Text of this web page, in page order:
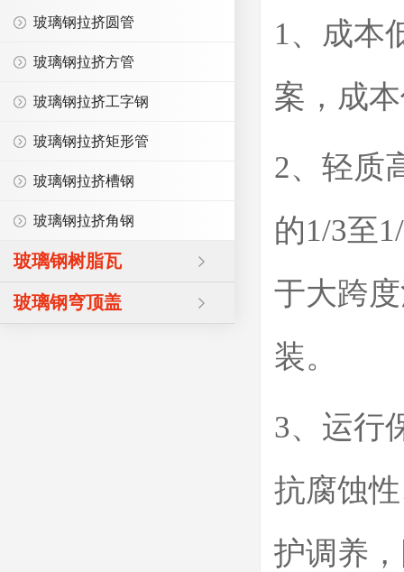
玻璃钢拉挤圆管
玻璃钢拉挤方管
玻璃钢拉挤工字钢
玻璃钢拉挤矩形管
玻璃钢拉挤槽钢
玻璃钢拉挤角钢
玻璃钢树脂瓦
玻璃钢穹顶盖
1、成本
案，成
2、轻质
的1/3至
于大跨
装。
3、运行
抗腐蚀
护调养